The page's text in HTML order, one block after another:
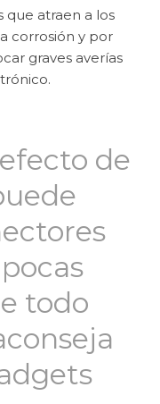
que atraen a los
corrosión y por
graves averías
de
todo